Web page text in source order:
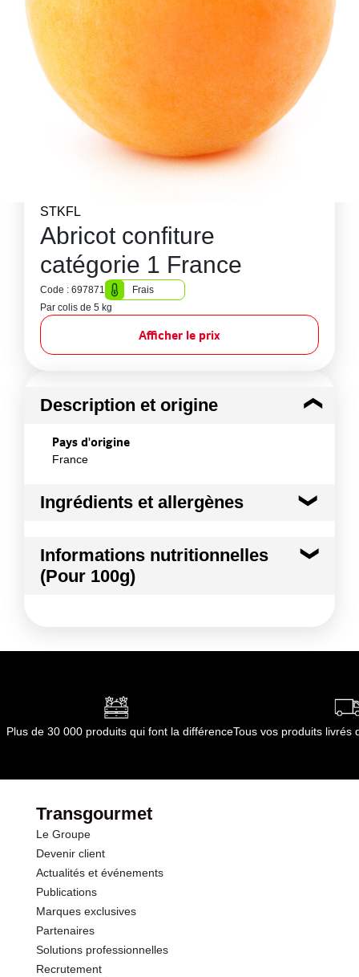
STKFL
Abricot confiture
catégorie 1 France
Code : 697871
Frais
Par colis de 5 kg
Afficher le prix
Description et origine
Pays d'origine
France
Ingrédients et allergènes
Abricot
Conformément aux informations transmises
Informations nutritionnelles
(Pour 100g)
Kilojoules 151 kj
dont Acides gras saturés 0.02 g
dont Sucres
Fibres
Protéines
Sel
Plus de 30 000 produits qui font la différenceTous vos produits livrés
Transgourmet
Le Groupe
Devenir client
Actualités et événements
Publications
Marques exclusives
Partenaires
Solutions professionnelles
Recrutement